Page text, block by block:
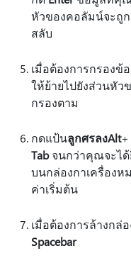
หัวของคอลัมน์จะถู
สลับ
เมื่อต้องการกรอง
ให้ย้ายไปยังส่วนหั
กรองตาม
กดแป้นลูกศรลงAlt+
Tabจนกว่าคุณจะได้
บนกล่องกาเครื่องห
ค่าเริ่มต้น
เมื่อต้องการล้างกล่
Spacebar